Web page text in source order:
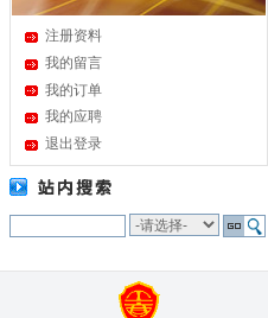
注册资料
我的留言
我的订单
我的应聘
退出登录